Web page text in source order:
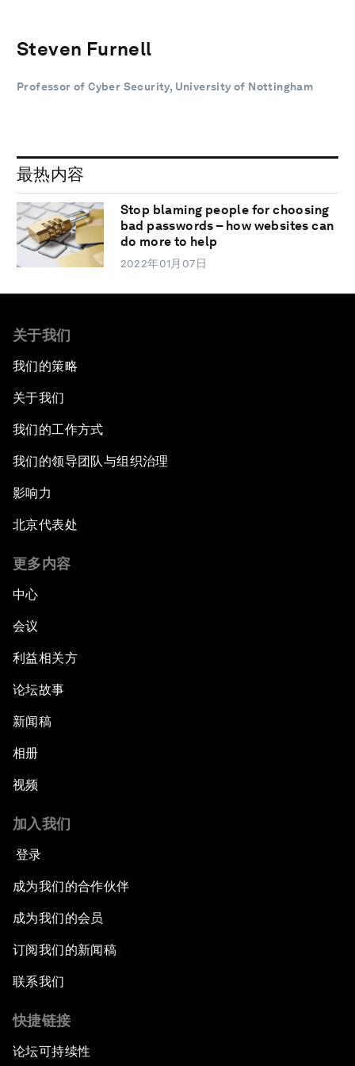
Steven Furnell
Professor of Cyber Security, University of Nottingham
最热内容
Stop blaming people for choosing
bad passwords – how websites can
do more to help
2022年01月07日
关于我们
我们的策略
关于我们
我们的工作方式
我们的领导团队与组织治理
影响力
北京代表处
更多内容
中心
会议
利益相关方
论坛故事
新闻稿
相册
视频
加入我们
登录
成为我们的合作伙伴
成为我们的会员
订阅我们的新闻稿
联系我们
快捷链接
论坛可持续性